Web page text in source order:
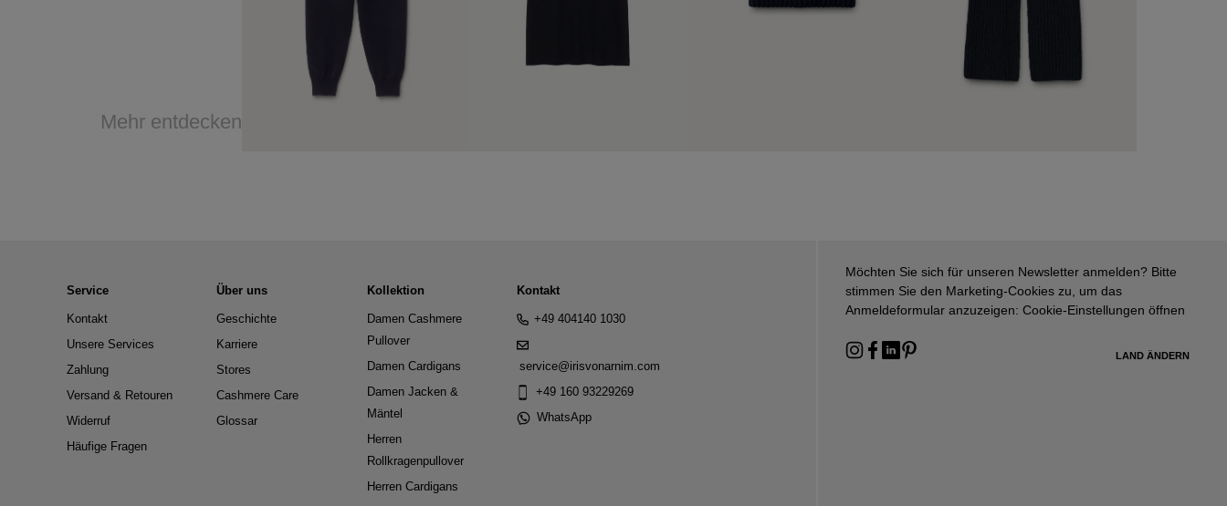
Mehr entdecken
Service
Kontakt
Unsere Services
Zahlung
Versand & Retouren
Widerruf
Häufige Fragen
Über uns
Geschichte
Karriere
Stores
Cashmere Care
Glossar
Kollektion
Damen Cashmere
Pullover
Damen Cardigans
Damen Jacken &
Mäntel
Herren
Rollkragenpullover
Herren Cardigans
Kontakt
+49 404140 1030
service@irisvonarnim.com
+49 160 93229269
WhatsApp
Möchten Sie sich für unseren Newsletter anmelden? Bitte
stimmen Sie den Marketing-Cookies zu, um das
Anmeldeformular anzuzeigen: Cookie-Einstellungen öffnen
LAND ÄNDERN